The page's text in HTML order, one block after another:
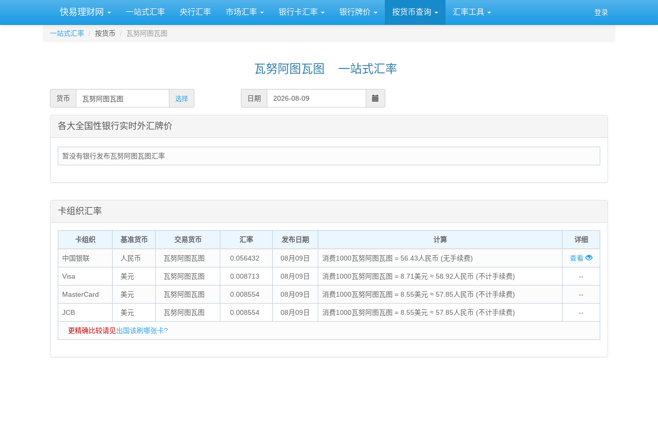
快易理财网 一站式汇率 央行汇率 市场汇率 银行卡汇率 银行牌价 按货币查询 汇率工具 登录
一站式汇率 按货币 瓦努阿图瓦图
瓦努阿图瓦图 一站式汇率
货币 选择 日期
各大全国性银行实时外汇牌价
暂没有银行发布瓦努阿图瓦图汇率
卡组织汇率
卡组织 基准货币 交易货币 汇率 发布日期 计算 详细
中国银联 人民币 瓦努阿图瓦图 0.056432 08月09日 消费1000瓦努阿图瓦图 = 56.43人民币 (无手续费) 查看
Visa 美元 瓦努阿图瓦图 0.008713 08月09日 消费1000瓦努阿图瓦图 = 8.71美元 ≈ 58.92人民币 (不计手续费) --
MasterCard 美元 瓦努阿图瓦图 0.008554 08月09日 消费1000瓦努阿图瓦图 = 8.55美元 ≈ 57.85人民币 (不计手续费) --
JCB 美元 瓦努阿图瓦图 0.008554 08月09日 消费1000瓦努阿图瓦图 = 8.55美元 ≈ 57.85人民币 (不计手续费) --
更精确比较请见出国该刷哪张卡?